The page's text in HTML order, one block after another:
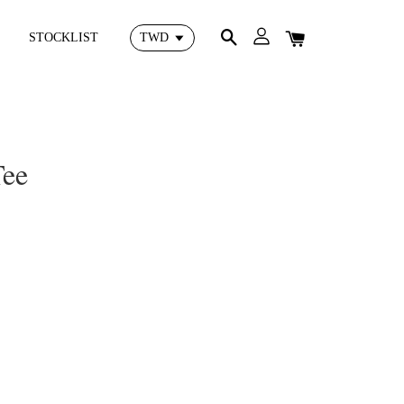
STOCKLIST